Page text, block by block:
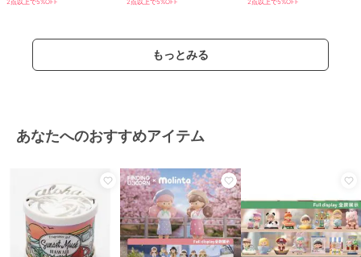
2点以上で5%OFF 2点以上で5%OFF 2点以上で5%OFF
もっとみる
あなたへのおすすめアイテム